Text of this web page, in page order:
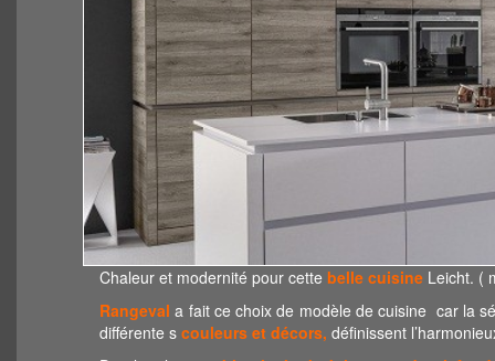
Chaleur et modernité pour cette belle cuisine Leicht. (
Rangeval a fait ce choix de modèle de cuisine car la
différente s couleurs et décors, définissent